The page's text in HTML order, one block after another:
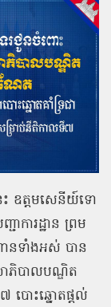
ះ ឧត្ដមសេនីយ៍ទោ
ការដ្ឋាន ព្រម
នទាំងអស់ បាន
ាភិបាលបណ្ឌិត
បោះឆ្នោតផ្តល់